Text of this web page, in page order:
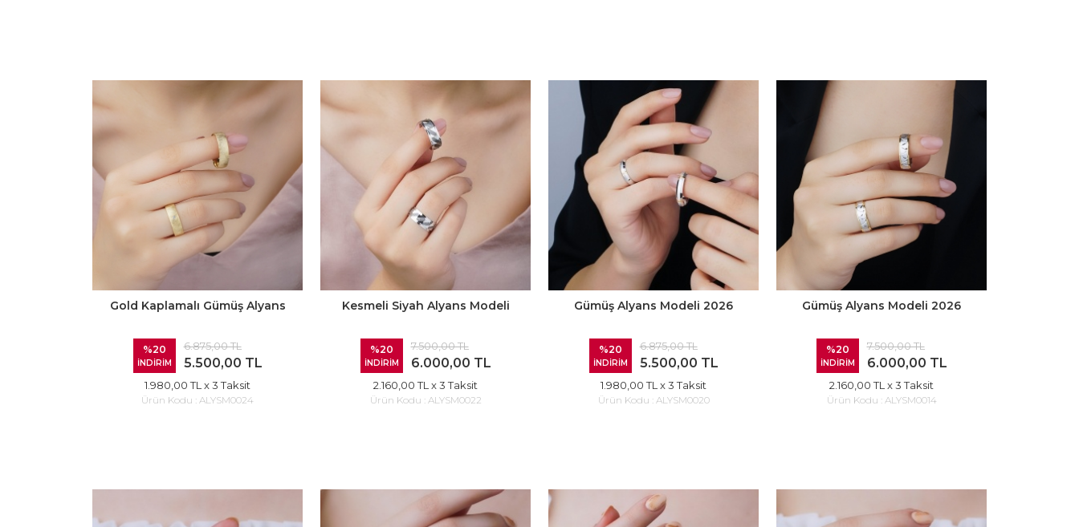
Gold Kaplamalı Gümüş Alyans
%20
İNDİRİM
6.875,00 TL
5.500,00 TL
1.980,00 TL x 3 Taksit
Ürün Kodu : ALYSM0024
Kesmeli Siyah Alyans Modeli
%20
İNDİRİM
7.500,00 TL
6.000,00 TL
2.160,00 TL x 3 Taksit
Ürün Kodu : ALYSM0022
Gümüş Alyans Modeli 2026
%20
İNDİRİM
6.875,00 TL
5.500,00 TL
1.980,00 TL x 3 Taksit
Ürün Kodu : ALYSM0020
Gümüş Alyans Modeli 2026
%20
İNDİRİM
7.500,00 TL
6.000,00 TL
2.160,00 TL x 3 Taksit
Ürün Kodu : ALYSM0014